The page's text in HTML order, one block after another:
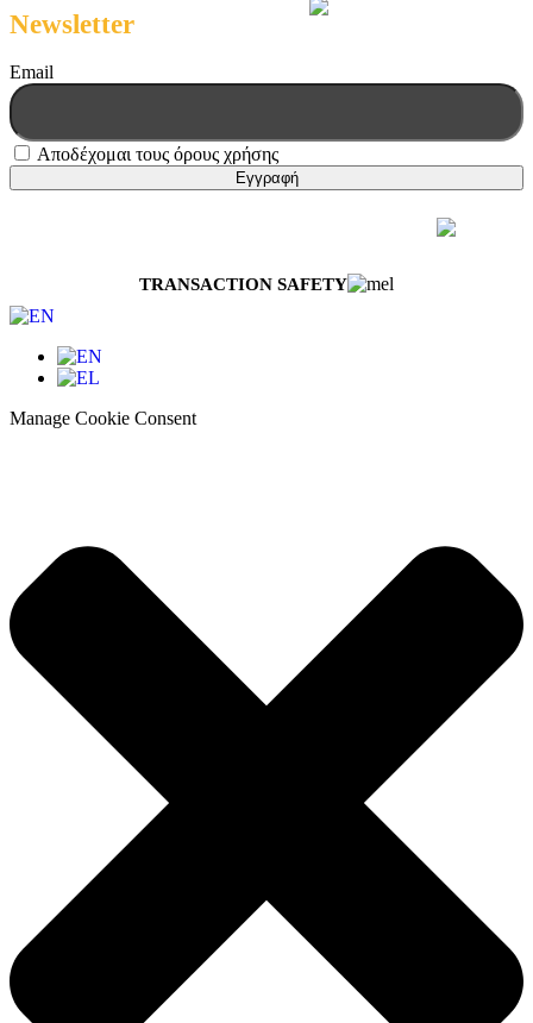
Newsletter
Email
Αποδέχομαι τους όρους χρήσης
TRANSACTION SAFETY
Manage Cookie Consent